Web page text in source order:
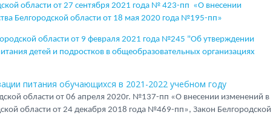
области от 27 сентября 2021 года № 423-пп «О внесении
Белгородской области от 18 мая 2020 года №195-пп»
области от 9 февраля 2021 года №245 "Об утверждении
детей и подростков в общеобразовательных организациях
питания обучающихся в 2021-2022 учебном году
области от 06 апреля 2020г. №137-пп «О внесении изменений в
области от 24 декабря 2018 года №469-пп», Закон Белгородской